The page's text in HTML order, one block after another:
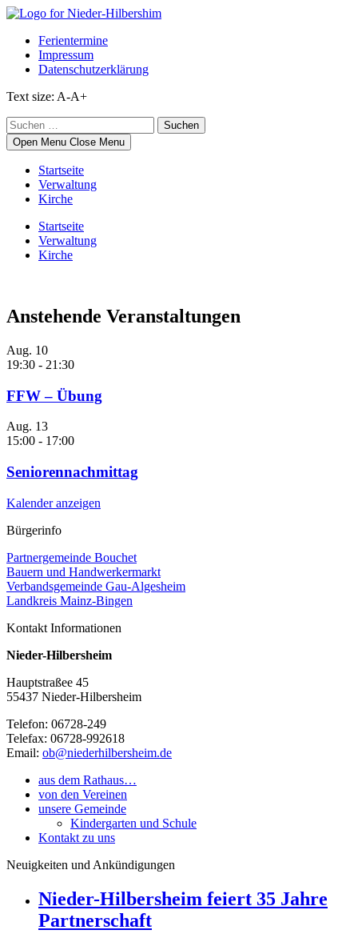
Skip
contentFerientermine
Impressum
Datenschutzerklärung
Text size: A-A+
Suche
nach:
Open Menu Close Menu
Startseite
Verwaltung
Kirche
Startseite
Verwaltung
Kirche
Anstehende Veranstaltungen
Aug. 10
19:30 - 21:30
FFW – Übung
Aug. 13
15:00 - 17:00
Seniorennachmittag
Kalender anzeigen
Bürgerinfo
Partnergemeinde Bouchet
Bauern und Handwerkermarkt
Verbandsgemeinde Gau-Algesheim
Landkreis Mainz-Bingen
Kontakt Informationen
Nieder-Hilbersheim
Hauptstraßee 45
55437 Nieder-Hilbersheim
Telefon: 06728-249
Telefax: 06728-992618
Email: ob@niederhilbersheim.de
aus dem Rathaus…
von den Vereinen
unsere Gemeinde
Kindergarten und Schule
Kontakt zu uns
Neuigkeiten und Ankündigungen
Nieder-Hilbersheim feiert 35 Jahre
Partnerschaft